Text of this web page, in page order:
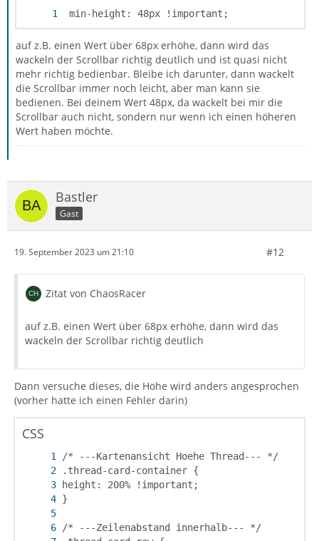
min-height: 48px !important;
auf z.B. einen Wert über 68px erhöhe, dann wird das
wackeln der Scrollbar richtig deutlich und ist quasi nicht
mehr richtig bedienbar. Bleibe ich darunter, dann wackelt
die Scrollbar immer noch leicht, aber man kann sie
bedienen. Bei deinem Wert 48px, da wackelt bei mir die
Scrollbar auch nicht, sondern nur wenn ich einen höheren
Wert haben möchte.
Bastler
Gast
19. September 2023 um 21:10 #12
Zitat von ChaosRacer
auf z.B. einen Wert über 68px erhöhe, dann wird das
wackeln der Scrollbar richtig deutlich
Dann versuche dieses, die Höhe wird anders angesprochen
(vorher hatte ich einen Fehler darin)
CSS